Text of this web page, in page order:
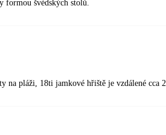
formou švédských stolů.
na pláži, 18ti jamkové hřiště je vzdálené cca